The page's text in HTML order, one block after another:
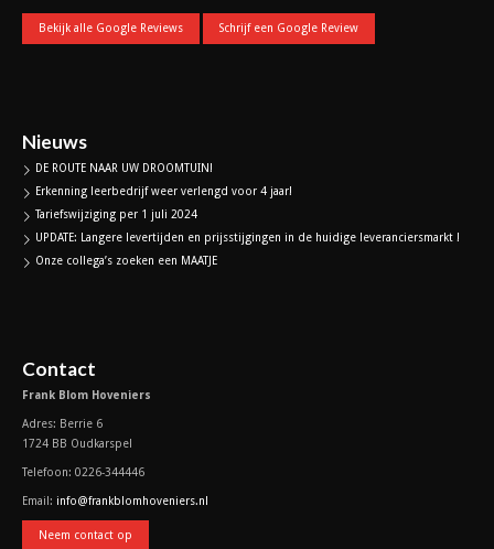
Bekijk alle Google Reviews Schrijf een Google Review
Nieuws
DE ROUTE NAAR UW DROOMTUIN!
Erkenning leerbedrijf weer verlengd voor 4 jaar!
Tariefswijziging per 1 juli 2024
UPDATE: Langere levertijden en prijsstijgingen in de huidige leveranciersmarkt !
Onze collega’s zoeken een MAATJE
Contact
Frank Blom Hoveniers
Adres: Berrie 6
1724 BB Oudkarspel
Telefoon: 0226-344446
Email: info@frankblomhoveniers.nl
Neem contact op